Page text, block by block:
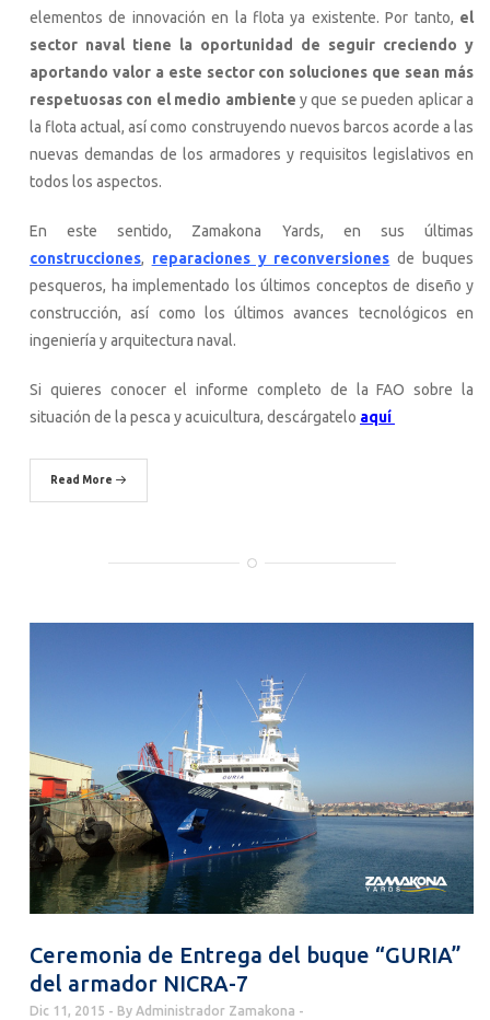
elementos de innovación en la flota ya existente. Por tanto, el
sector naval tiene la oportunidad de seguir creciendo y
aportando valor a este sector con soluciones que sean más
respetuosas con el medio ambiente y que se pueden aplicar a
la flota actual, así como construyendo nuevos barcos acorde a las
nuevas demandas de los armadores y requisitos legislativos en
todos los aspectos.
En este sentido, Zamakona Yards, en sus últimas
construcciones, reparaciones y reconversiones de buques
pesqueros, ha implementado los últimos conceptos de diseño y
construcción, así como los últimos avances tecnológicos en
ingeniería y arquitectura naval.
Si quieres conocer el informe completo de la FAO sobre la
situación de la pesca y acuicultura, descárgatelo aquí
Read More
Ceremonia de Entrega del buque “GURIA”
del armador NICRA-7
Dic 11, 2015 By Administrador Zamakona